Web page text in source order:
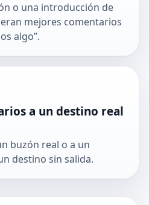
o una introducción de
mejores comentarios
algo”.
a un destino real
buzón real o a un
destino sin salida.